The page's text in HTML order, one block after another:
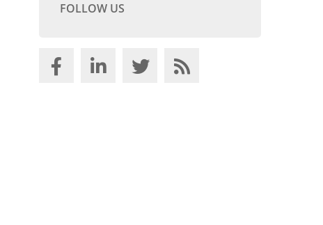
FOLLOW US